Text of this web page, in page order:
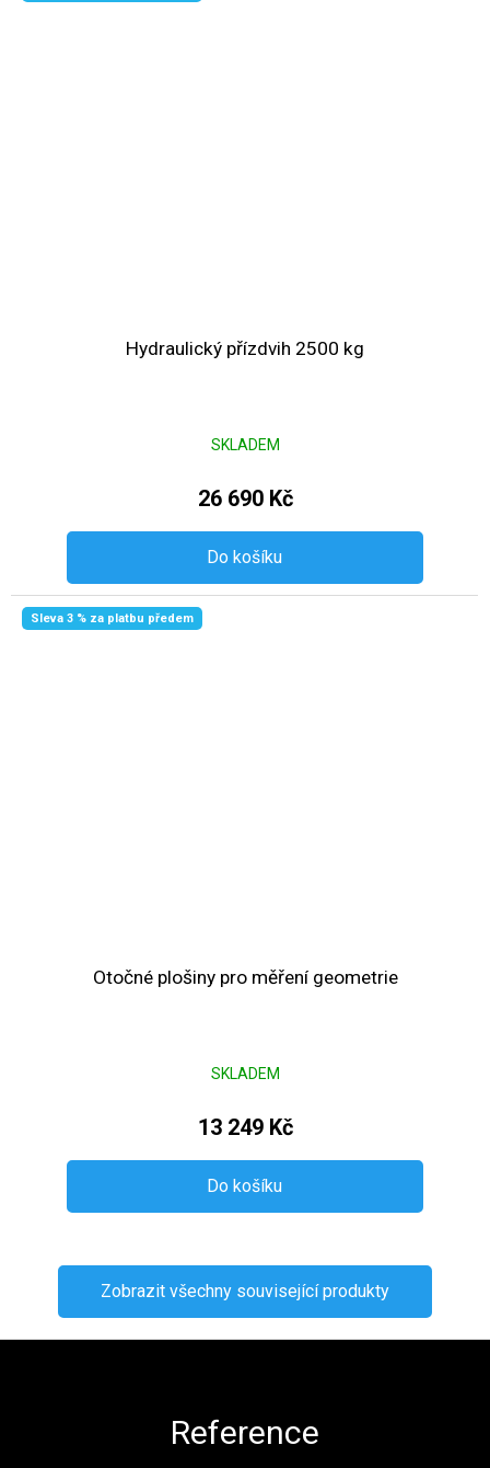
Hydraulický přízdvih 2500 kg
SKLADEM
26 690 Kč
Do košíku
Sleva 3 % za platbu předem
Otočné plošiny pro měření geometrie
SKLADEM
13 249 Kč
Do košíku
Zobrazit všechny související produkty
Reference